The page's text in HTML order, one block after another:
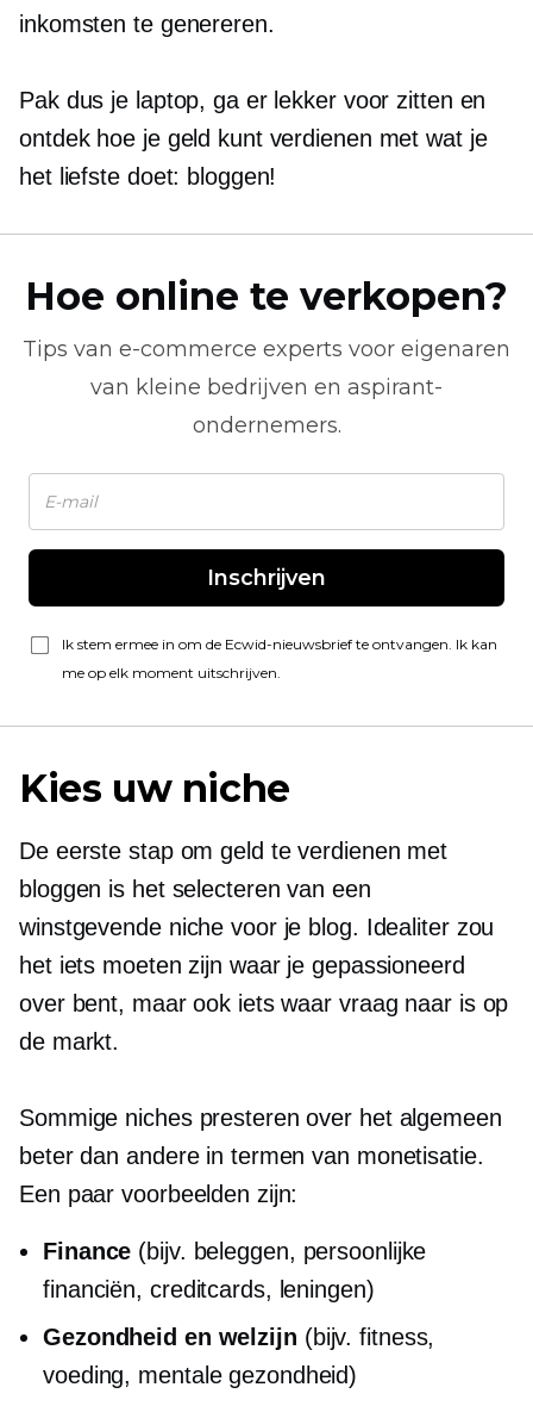
inkomsten te genereren.
Pak dus je laptop, ga er lekker voor zitten en
ontdek hoe je geld kunt verdienen met wat je
het liefste doet: bloggen!
Hoe online te verkopen?
Tips van e-commerce experts voor eigenaren
van kleine bedrijven en aspirant-
ondernemers.
Inschrijven
Ik stem ermee in om de Ecwid-nieuwsbrief te ontvangen. Ik kan
me op elk moment uitschrijven.
Kies uw niche
De eerste stap om geld te verdienen met
bloggen is het selecteren van een
winstgevende niche voor je blog. Idealiter zou
het iets moeten zijn waar je gepassioneerd
over bent, maar ook iets waar vraag naar is op
de markt.
Sommige niches presteren over het algemeen
beter dan andere in termen van monetisatie.
Een paar voorbeelden zijn:
Finance (bijv. beleggen, persoonlijke
financiën, creditcards, leningen)
Gezondheid en welzijn (bijv. fitness,
voeding, mentale gezondheid)